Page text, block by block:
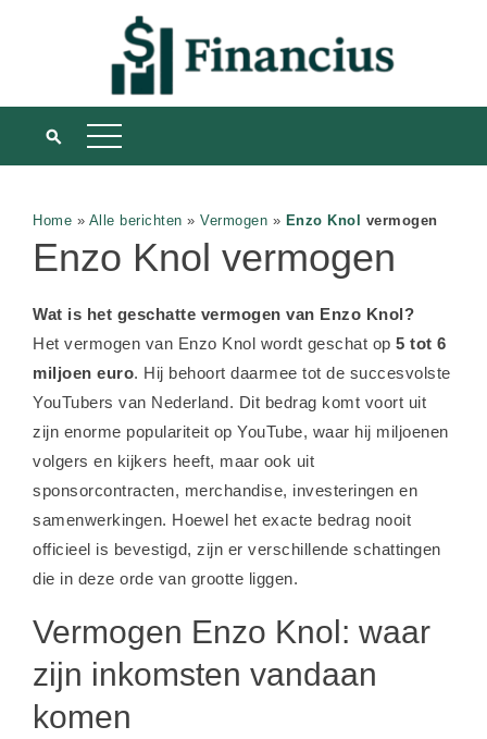
Home » Alle berichten » Vermogen » Enzo Knol vermogen
Enzo Knol vermogen
Wat is het geschatte vermogen van Enzo Knol?
Het vermogen van Enzo Knol wordt geschat op 5 tot 6
miljoen euro. Hij behoort daarmee tot de succesvolste
YouTubers van Nederland. Dit bedrag komt voort uit
zijn enorme populariteit op YouTube, waar hij miljoenen
volgers en kijkers heeft, maar ook uit
sponsorcontracten, merchandise, investeringen en
samenwerkingen. Hoewel het exacte bedrag nooit
officieel is bevestigd, zijn er verschillende schattingen
die in deze orde van grootte liggen.
Vermogen Enzo Knol: waar
zijn inkomsten vandaan
komen